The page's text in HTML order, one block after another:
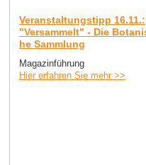
Veranstaltungstipp 16.11.:
"Versammelt" - Die
he Sammlung
Magazinführung
Hier erfahren Sie mehr >>